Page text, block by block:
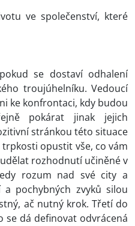
ve společenství, které
se dostaví odhalení
troujúhelníku. Vedoucí
ke konfrontaci, kdy budou
pokárat jinak jejich
stránkou této situace
opustit vše, co vám
rozhodnutí učiněné v
rozum nad své city a
pochybných zvyků silou
ač nutný krok. Třetí do
se dá definovat odvrácená